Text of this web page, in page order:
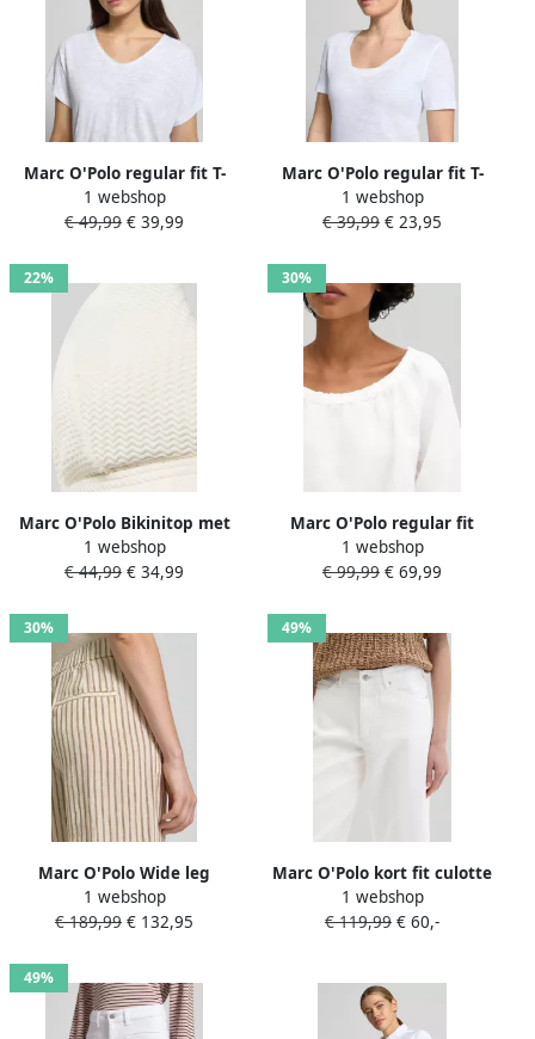
Marc O'Polo regular fit T-
shirt van puur katoen
1 webshop
€ 49,99 € 39,99
Marc O'Polo regular fit T-
shirt van puur katoen
1 webshop
€ 39,99 € 23,95
22%
Marc O'Polo Bikinitop met
structuurpatroon
1 webshop
€ 44,99 € 34,99
30%
Marc O'Polo regular fit
blouse van puur linnen met
carmenhals
1 webshop
€ 99,99 € 69,99
30%
Marc O'Polo Wide leg
linnenbroek met trekkoord
1 webshop
€ 189,99 € 132,95
49%
Marc O'Polo kort fit culotte
van katoenmix
1 webshop
€ 119,99 € 60,-
49%